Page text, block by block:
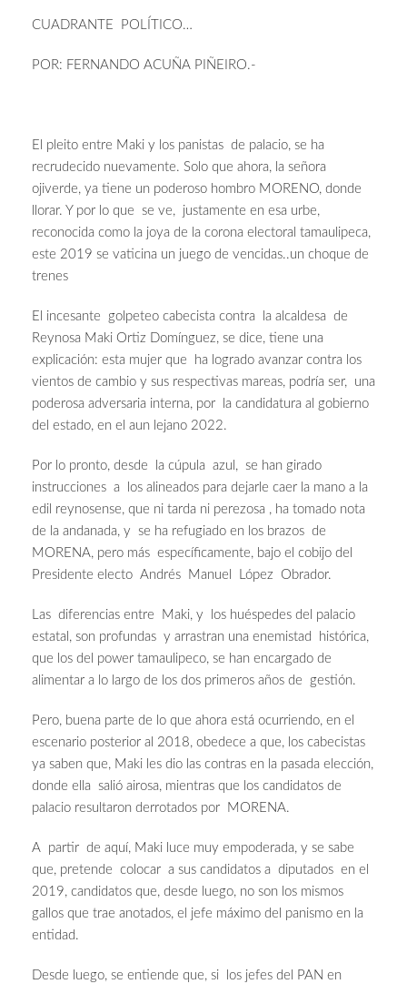
CUADRANTE POLÍTICO…
POR: FERNANDO ACUÑA PIÑEIRO.-
El pleito entre Maki y los panistas de palacio, se ha
recrudecido nuevamente. Solo que ahora, la señora
ojiverde, ya tiene un poderoso hombro MORENO, donde
llorar. Y por lo que se ve, justamente en esa urbe,
reconocida como la joya de la corona electoral tamaulipeca,
este 2019 se vaticina un juego de vencidas..un choque de
trenes
El incesante golpeteo cabecista contra la alcaldesa de
Reynosa Maki Ortiz Domínguez, se dice, tiene una
explicación: esta mujer que ha logrado avanzar contra los
vientos de cambio y sus respectivas mareas, podría ser, una
poderosa adversaria interna, por la candidatura al gobierno
del estado, en el aun lejano 2022.
Por lo pronto, desde la cúpula azul, se han girado
instrucciones a los alineados para dejarle caer la mano a la
edil reynosense, que ni tarda ni perezosa , ha tomado nota
de la andanada, y se ha refugiado en los brazos de
MORENA, pero más específicamente, bajo el cobijo del
Presidente electo Andrés Manuel López Obrador.
Las diferencias entre Maki, y los huéspedes del palacio
estatal, son profundas y arrastran una enemistad histórica,
que los del power tamaulipeco, se han encargado de
alimentar a lo largo de los dos primeros años de gestión.
Pero, buena parte de lo que ahora está ocurriendo, en el
escenario posterior al 2018, obedece a que, los cabecistas
ya saben que, Maki les dio las contras en la pasada elección,
donde ella salió airosa, mientras que los candidatos de
palacio resultaron derrotados por MORENA.
A partir de aquí, Maki luce muy empoderada, y se sabe
que, pretende colocar a sus candidatos a diputados en el
2019, candidatos que, desde luego, no son los mismos
gallos que trae anotados, el jefe máximo del panismo en la
entidad.
Desde luego, se entiende que, si los jefes del PAN en